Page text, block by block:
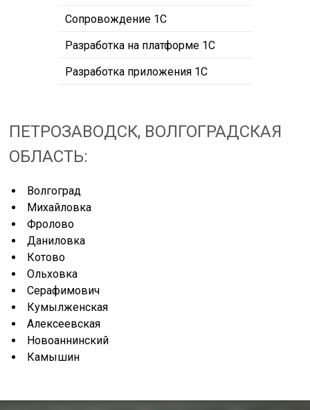
Сопровождение 1С
Разработка на платформе 1С
Разработка приложения 1С
ПЕТРОЗАВОДСК, ВОЛГОГРАДСКАЯ
ОБЛАСТЬ:
Волгоград
Михайловка
Фролово
Даниловка
Котово
Ольховка
Серафимович
Кумылженская
Алексеевская
Новоаннинский
Камышин